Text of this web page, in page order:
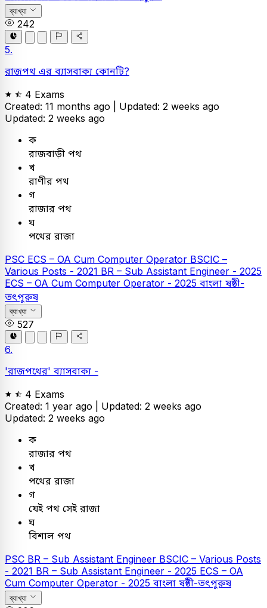
ব্যাখ্যা
242
5.
রাজপথ এর ব্যাসবাক্য কোনটি?
4 Exams
Created: 11 months ago | Updated: 2 weeks ago
Updated: 2 weeks ago
ক
রাজবাড়ী পথ
খ
রাণীর পথ
গ
রাজার পথ
ঘ
পথের রাজা
PSC ECS – OA Cum Computer Operator BSCIC –
Various Posts - 2021 BR – Sub Assistant Engineer - 2025
ECS – OA Cum Computer Operator - 2025 বাংলা ষষ্ঠী-
তৎপুরুষ
ব্যাখ্যা
527
6.
'রাজপথের' ব্যাসবাক্য -
4 Exams
Created: 1 year ago | Updated: 2 weeks ago
Updated: 2 weeks ago
ক
রাজার পথ
খ
পথের রাজা
গ
যেই পথ সেই রাজা
ঘ
বিশাল পথ
PSC BR – Sub Assistant Engineer BSCIC – Various Posts
- 2021 BR – Sub Assistant Engineer - 2025 ECS – OA
Cum Computer Operator - 2025 বাংলা ষষ্ঠী-তৎপুরুষ
ব্যাখ্যা